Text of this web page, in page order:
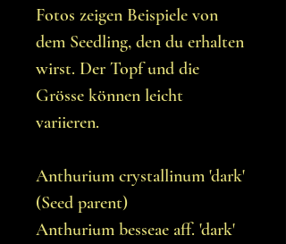
Fotos zeigen Beispiele von
dem Seedling, den du erhalten
wirst. Der Topf und die
Grösse können leicht
variieren.
Anthurium crystallinum 'dark'
(Seed parent)
Anthurium besseae aff. 'dark'